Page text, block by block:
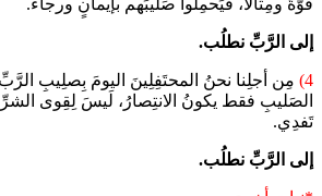
قوَّةً ومِثالًا، فَيَحمِلوا صَليبَهم بإيمانٍ ورجاء.
إلى الرَّبِّ نطلُب.
4) مِن أجلِنا نحنُ المحتَفِلِينَ اليومَ بِصلِيبِ
الصَليبِ فقط يكونُ الانتِصارُ، لَيسَ لِقِوى الشرِّ،
تَفدِي.
إلى الرَّبِّ نطلُب.